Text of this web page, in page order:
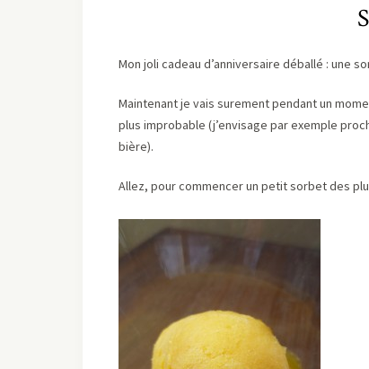
Mon joli cadeau d’anniversaire déballé : une
Maintenant je vais surement pendant un
plus improbable (j’envisage par exemple
bière).
Allez, pour commencer un petit sorbet des